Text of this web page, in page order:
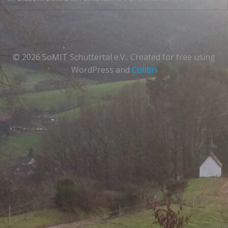
© 2026 SoMIT Schuttertal e.V.. Created for free using
WordPress and Colibri